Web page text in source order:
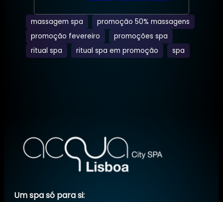
massagem spa
promoção 50% massagens
promoção fevereiro
promoções spa
ritual spa
ritual spa em promoção spa
Um spa só para si: